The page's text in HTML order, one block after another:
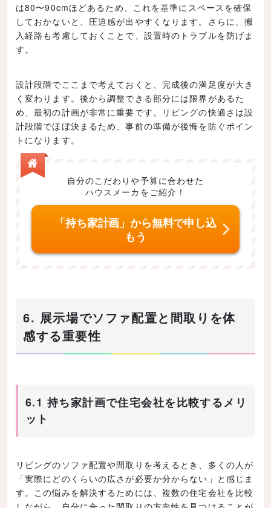
は80〜90cmほどあるため、これを基準にスペースを確保
しておかないと、圧迫感が出やすくなります。さらに、搬
入経路も考慮しておくことで、設置時のトラブルを防げま
す。
設計段階でここまで考えておくと、完成後の満足度が大き
く変わります。後から調整できる部分には限界があるた
め、最初の計画が非常に重要です。リビングの快適さは設
計段階でほぼ決まるため、事前の準備が後悔を防ぐポイン
トになります。
自分のこだわりや予算に合わせた
ハウスメーカをご紹介！
「持ち家計画」から無料で申し込
もう
6. 展示場でソファ配置と間取りを体
感する重要性
6.1 持ち家計画で住宅会社を比較するメリ
ット
リビングのソファ配置や間取りを考えるとき、多くの人が
「実際にどのくらいの広さが必要か分からない」と感じま
す。この悩みを解決するためには、複数の住宅会社を比較